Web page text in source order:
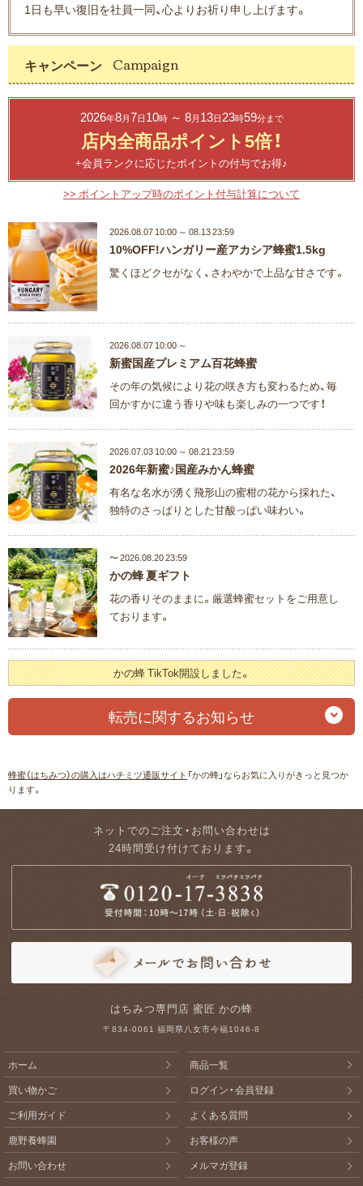
1日も早い復旧を社員一同、心よりお祈り申し上げます。
キャンペーン
2026年8月7日10時～ 8月13日23時59分まで
店内全商品ポイント5倍！
+会員ランクに応じたポイントの付与でお得♪
>> ポイントアップ時のポイント付与計算について
2026.08.07 10:00 ～ 08.13 23:59
10%OFF!ハンガリー産アカシア蜂蜜1.5kg
驚くほどクセがなく、さわやかで上品な甘さです。
2026.08.07 10:00 ～
新蜜国産プレミアム百花蜂蜜
その年の気候により花の咲き方も変わるため、毎
回かすかに違う香りや味も楽しみの一つです！
2026.07.03 10:00 ～ 08.21 23:59
2026年新蜜♪国産みかん蜂蜜
有名な名水が湧く飛形山の蜜柑の花から採れた、
独特のさっぱりとした甘酸っぱい味わい。
〜 2026.08.20 23:59
かの蜂 夏ギフト
花の香りそのままに。厳選蜂蜜セットをご用意し
ております。
かの蜂 TikTok開設しました。
転売に関するお知らせ
蜂蜜（はちみつ）の購入はハチミツ通販サイト 「かの蜂」ならお気に入りがきっと見つか
ります。
ネットでのご注文・お問い合わせは
24時間受け付けております。
はちみつ専門店 蜜匠 かの蜂
〒834-0061 福岡県八女市今福1046-8
ホーム
商品一覧
買い物かご
ログイン・会員登録
ご利用ガイド
よくある質問
鹿野養蜂園
お客様の声
お問い合わせ
メルマガ登録